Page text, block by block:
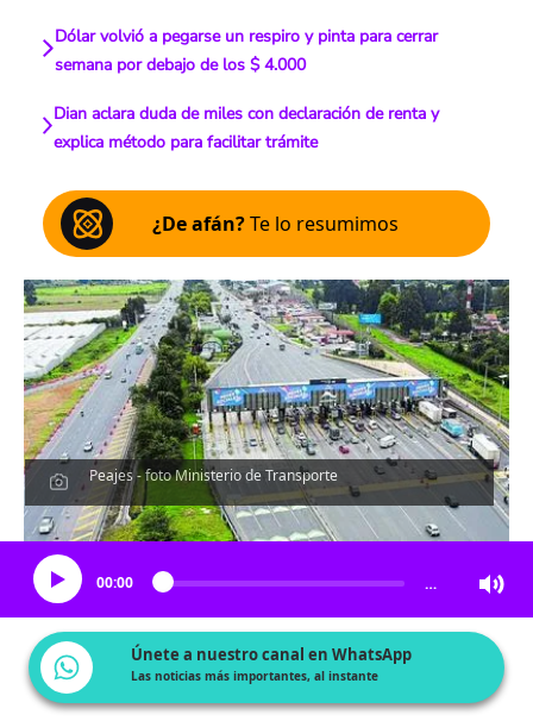
Dólar volvió a pegarse un respiro y pinta para cerrar
semana por debajo de los $ 4.000
Dian aclara duda de miles con declaración de renta y
explica método para facilitar trámite
¿De afán?Te lo resumimos
Peajes - foto Ministerio de Transporte
Escucha el artículo
00:00 …
Únete a nuestro canal en WhatsApp
Las noticias más importantes, al instante